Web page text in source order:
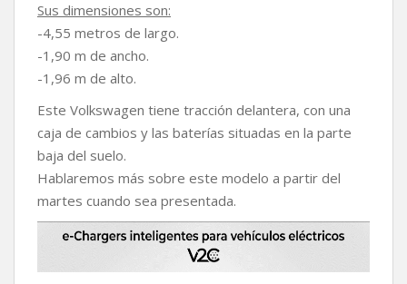
Sus dimensiones son:
-4,55 metros de largo.
-1,90 m de ancho.
-1,96 m de alto.
Este Volkswagen tiene tracción delantera, con una
caja de cambios y las baterías situadas en la parte
baja del suelo.
Hablaremos más sobre este modelo a partir del
martes cuando sea presentada.